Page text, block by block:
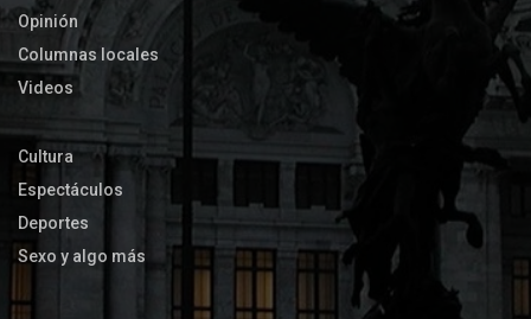
Opinión
Columnas locales
Videos
Cultura
Espectáculos
Deportes
Sexo y algo más